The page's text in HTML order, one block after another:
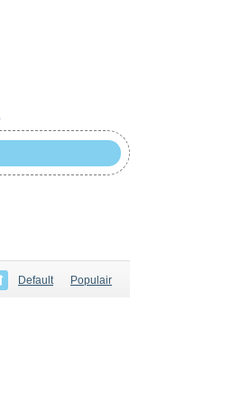
Default Populair